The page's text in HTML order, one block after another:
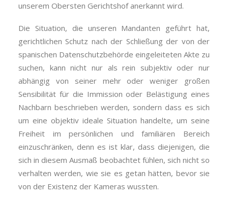
unserem Obersten Gerichtshof anerkannt wird.
Die Situation, die unseren Mandanten geführt hat,
gerichtlichen Schutz nach der Schließung der von der
spanischen Datenschutzbehörde eingeleiteten Akte zu
suchen, kann nicht nur als rein subjektiv oder nur
abhängig von seiner mehr oder weniger großen
Sensibilität für die Immission oder Belästigung eines
Nachbarn beschrieben werden, sondern dass es sich
um eine objektiv ideale Situation handelte, um seine
Freiheit im persönlichen und familiären Bereich
einzuschränken, denn es ist klar, dass diejenigen, die
sich in diesem Ausmaß beobachtet fühlen, sich nicht so
verhalten werden, wie sie es getan hätten, bevor sie
von der Existenz der Kameras wussten.